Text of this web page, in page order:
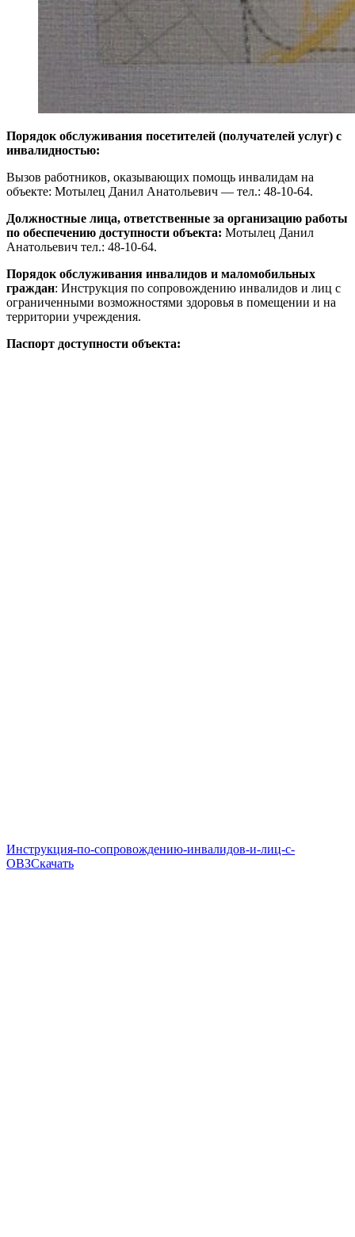
Порядок обслуживания посетителей (получателей услуг) с
инвалидностью:
Вызов работников, оказывающих помощь инвалидам на
объекте: Мотылец Данил Анатольевич — тел.: 48-10-64.
Должностные лица, ответственные за организацию работы
по обеспечению доступности объекта: Мотылец Данил
Анатольевич тел.: 48-10-64.
Порядок обслуживания инвалидов и маломобильных
граждан: Инструкция по сопровождению инвалидов и лиц с
ограниченными возможностями здоровья в помещении и на
территории учреждения.
Паспорт доступности объекта:
Инструкция-по-сопровождению-инвалидов-и-лиц-с-
ОВЗСкачать